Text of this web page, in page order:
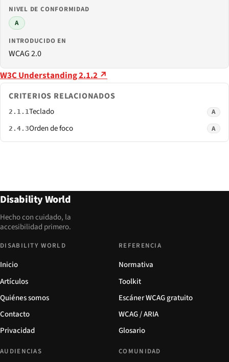
NIVEL DE CONFORMIDAD
A
INTRODUCIDO EN
WCAG 2.0
W3C Understanding 2.1.2 ↗
CRITERIOS RELACIONADOS
2.1.1Teclado A
2.4.3Orden de foco A
Disability World
Hecho con cuidado, la
accesibilidad primero.
DISABILITY WORLD
Inicio
Artículos
Quiénes somos
Contacto
Privacidad
REFERENCIA
Normativa
Toolkit
Escáner WCAG gratuito
WCAG / ARIA
Glosario
AUDIENCIAS COMUNIDAD